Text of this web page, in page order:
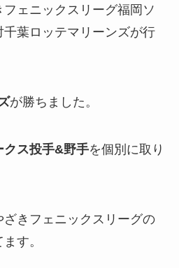
ェニックスリーグ福岡ソ
葉ロッテマリーンズが行
が勝ちました。
クス投手&野手を個別に取り
きフェニックスリーグの
す。